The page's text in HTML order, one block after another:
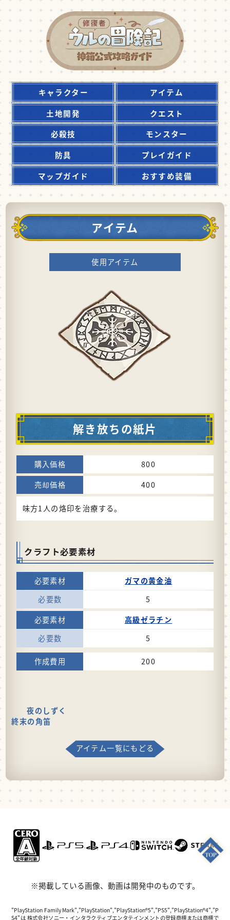
キャラクター
アイテム
土地開発
クエスト
必殺技
モンスター
防具
プレイガイド
マップガイド
おすすめ装備
アイテム
使用アイテム
解き放ちの紙片
800
400
味方1人の烙印を治療する。
クラフト必要素材
ガマの黄金油
5
高級ゼラチン
5
200
夜のしずく
終末の角笛
アイテム一覧にもどる
※掲載している画像、動画は開発中のものです。
"PlayStation Family Mark","PlayStation","PlayStation®5","PS5","PlayStation®4","P
S4"は 株式会社ソニー・インタラクティブエンタテインメントの登録商標または商標で